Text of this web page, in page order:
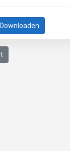
Downloaden